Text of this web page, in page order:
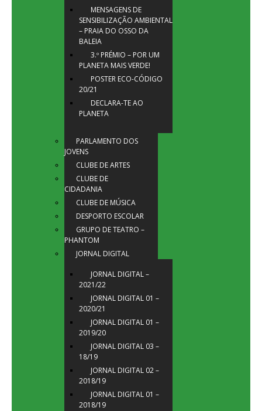
MENSAGENS DE
SENSIBILIZAÇÃO AMBIENTAL
– PRAIA DO OSSO DA
BALEIA
3.º PRÉMIO – POR UM
PLANETA MAIS VERDE!
POSTER ECO-CÓDIGO
20/21
DECLARA-TE AO
PLANETA
PARLAMENTO DOS
JOVENS
CLUBE DE ARTES
CLUBE DE
CIDADANIA
CLUBE DE MÚSICA
DESPORTO ESCOLAR
GRUPO DE TEATRO –
PHANTOM
JORNAL DIGITAL
JORNAL DIGITAL –
2021/22
JORNAL DIGITAL 01 –
2020/21
JORNAL DIGITAL 01 –
2019/20
JORNAL DIGITAL 03 –
18/19
JORNAL DIGITAL 02 –
2018/19
JORNAL DIGITAL 01 –
2018/19